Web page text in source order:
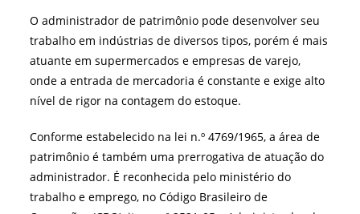
O administrador de patrimônio pode desenvolver seu
trabalho em indústrias de diversos tipos, porém é mais
atuante em supermercados e empresas de varejo,
onde a entrada de mercadoria é constante e exige alto
nível de rigor na contagem do estoque.
Conforme estabelecido na lei n.º 4769/1965, a área de
patrimônio é também uma prerrogativa de atuação do
administrador. É reconhecida pelo ministério do
trabalho e emprego, no Código Brasileiro de